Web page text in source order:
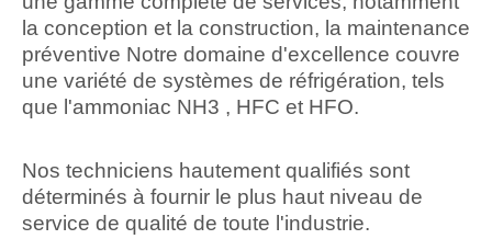
la conception et la construction, la maintenance
préventive Notre domaine d'excellence couvre
une variété de systèmes de réfrigération, tels
que l'ammoniac NH3 , HFC et HFO.
Nos techniciens hautement qualifiés sont
déterminés à fournir le plus haut niveau de
service de qualité de toute l'industrie.